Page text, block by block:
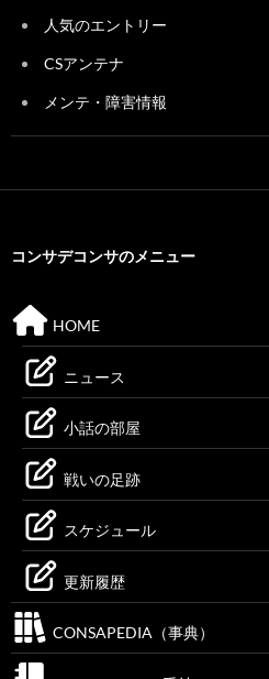
人気のエントリー
CSアンテナ
メンテ・障害情報
コンサデコンサのメニュー
HOME
ニュース
小話の部屋
戦いの足跡
スケジュール
更新履歴
CONSAPEDIA（事典）